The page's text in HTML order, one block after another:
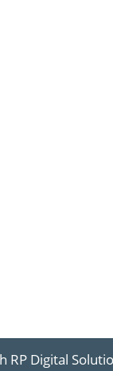
RP Digital